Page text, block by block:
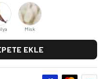
Misk
EKLE